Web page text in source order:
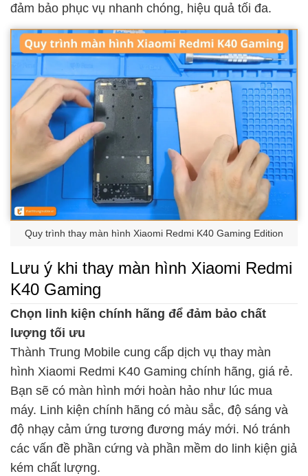
đảm bảo phục vụ nhanh chóng, hiệu quả tối đa.
Quy trình thay màn hình Xiaomi Redmi K40 Gaming Edition
Lưu ý khi thay màn hình Xiaomi Redmi
K40 Gaming
Chọn linh kiện chính hãng để đảm bảo chất
lượng tối ưu
Thành Trung Mobile cung cấp dịch vụ thay màn
hình Xiaomi Redmi K40 Gaming chính hãng, giá rẻ.
Bạn sẽ có màn hình mới hoàn hảo như lúc mua
máy. Linh kiện chính hãng có màu sắc, độ sáng và
độ nhạy cảm ứng tương đương máy mới. Nó tránh
các vấn đề phần cứng và phần mềm do linh kiện giả
kém chất lượng.